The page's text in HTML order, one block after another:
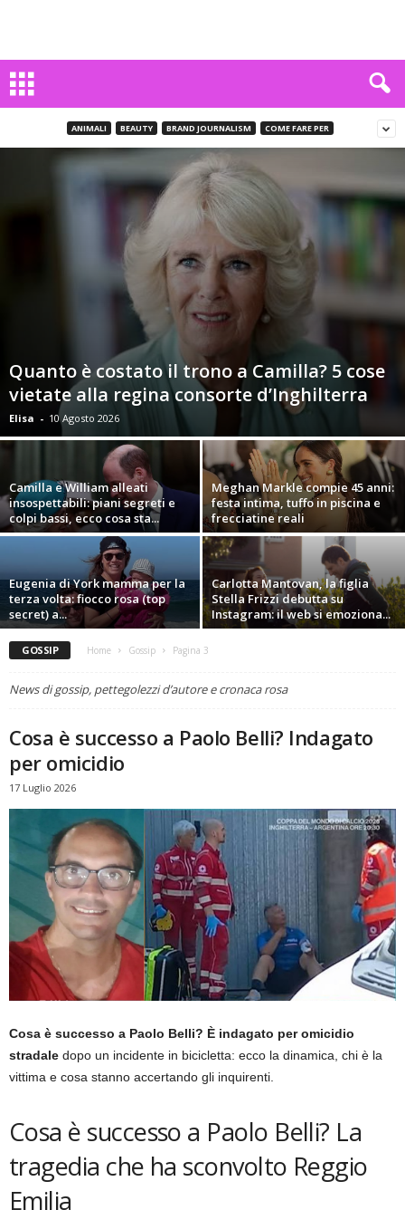
ANIMALI BEAUTY BRAND JOURNALISM COME FARE PER
Quanto è costato il trono a Camilla? 5 cose
vietate alla regina consorte d’Inghilterra
Elisa - 10 Agosto 2026
Camilla e William alleati
insospettabili: piani segreti e
colpi bassi, ecco cosa sta...
Meghan Markle compie 45 anni:
festa intima, tuffo in piscina e
frecciatine reali
Eugenia di York mamma per la
terza volta: fiocco rosa (top
secret) a...
Carlotta Mantovan, la figlia
Stella Frizzi debutta su
Instagram: il web si emoziona...
GOSSIP Home Gossip Pagina 3
News di gossip, pettegolezzi d’autore e cronaca rosa
Cosa è successo a Paolo Belli? Indagato
per omicidio
17 Luglio 2026
Cosa è successo a Paolo Belli? È indagato per omicidio
stradale dopo un incidente in bicicletta: ecco la dinamica, chi è la
vittima e cosa stanno accertando gli inquirenti.
Cosa è successo a Paolo Belli? La
tragedia che ha sconvolto Reggio
Emilia